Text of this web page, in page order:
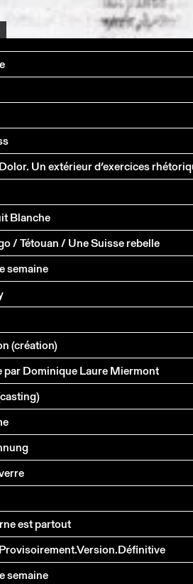
Blanche
/ Tétouan / Une Suisse rebelle
semaine
(création)
par Dominique Laure Miermont
est partout
semaine